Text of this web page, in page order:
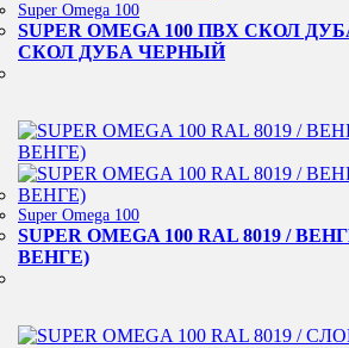
Super Omega 100
SUPER OMEGA 100 ПВХ СКОЛ
СКОЛ ДУБА ЧЕРНЫЙ
Super Omega 100
SUPER OMEGA 100 RAL 8019 /
ВЕНГЕ)